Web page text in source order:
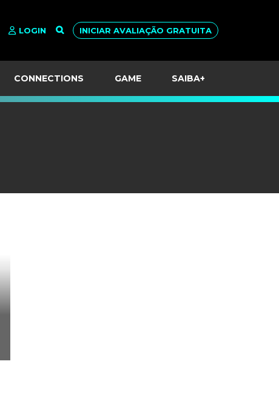
LOGIN INICIAR AVALIAÇÃO GRATUITA
CONNECTIONS GAME SAIBA+